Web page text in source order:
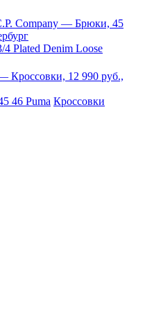
Plated Denim Loose
46 Puma Кроссовки